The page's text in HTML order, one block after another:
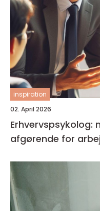
inspiration
02. April 2026
Erhvervspsykolog:
afgørende for